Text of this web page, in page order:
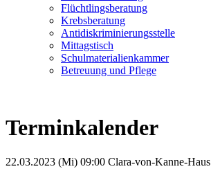
Flüchtlingsberatung
Krebsberatung
Antidiskriminierungsstelle
Mittagstisch
Schulmaterialienkammer
Betreuung und Pflege
Terminkalender
22.03.2023 (Mi) 09:00 Clara-von-Kanne-Haus